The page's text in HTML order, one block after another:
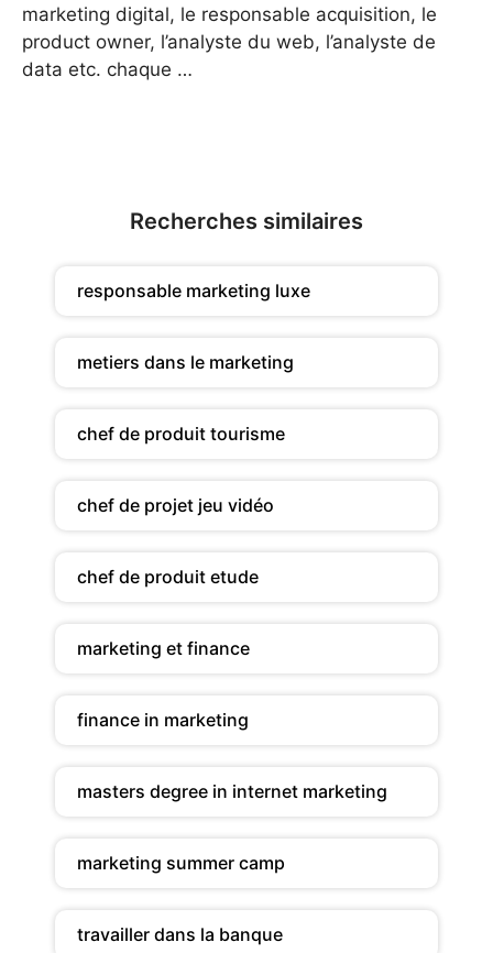
marketing digital, le responsable acquisition, le
product owner, l’analyste du web, l’analyste de
data etc. chaque …
Recherches similaires
responsable marketing luxe
metiers dans le marketing
chef de produit tourisme
chef de projet jeu vidéo
chef de produit etude
marketing et finance
finance in marketing
masters degree in internet marketing
marketing summer camp
travailler dans la banque